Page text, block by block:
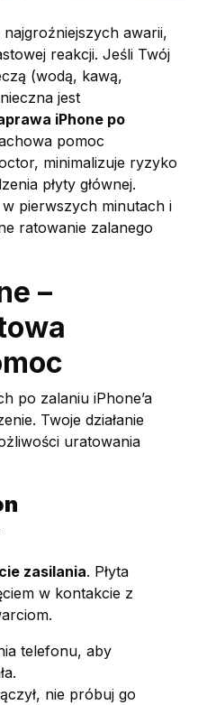
awarii,
reakcji. Jeśli Twój
(wodą, kawą,
jest
iPhone po
pomoc
minimalizuje ryzyko
płyty głównej.
pierwszych minutach i
ratowanie zalanego
–
po zalaniu iPhone’a
Twoje działanie
uratowania
zasilania. Płyta
w kontakcie z
telefonu, aby
nie próbuj go